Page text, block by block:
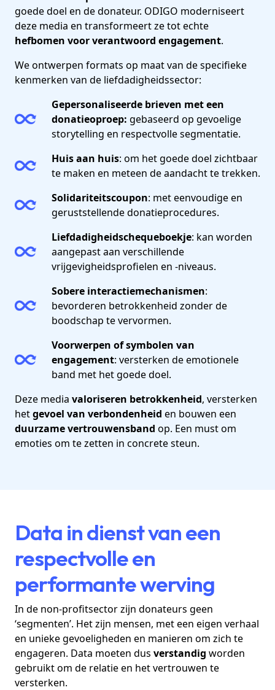
goede doel en de donateur. ODIGO moderniseert
deze media en transformeert ze tot echte
hefbomen voor verantwoord engagement.
We ontwerpen formats op maat van de specifieke
kenmerken van de liefdadigheidssector:
Gepersonaliseerde brieven met een
donatieoproep: gebaseerd op gevoelige
storytelling en respectvolle segmentatie.
Huis aan huis: om het goede doel zichtbaar
te maken en meteen de aandacht te trekken.
Solidariteitscoupon: met eenvoudige en
geruststellende donatieprocedures.
Liefdadigheidschequeboekje: kan worden
aangepast aan verschillende
vrijgevigheidsprofielen en -niveaus.
Sobere interactiemechanismen:
bevorderen betrokkenheid zonder de
boodschap te vervormen.
Voorwerpen of symbolen van
engagement: versterken de emotionele
band met het goede doel.
Deze media valoriseren betrokkenheid, versterken
hetgevoel van verbondenheid en bouwen een
duurzame vertrouwensband op. Een must om
emoties om te zetten in concrete steun.
Data in dienst van een
respectvolle en
performante werving
In de non-profitsector zijn donateurs geen
‘segmenten’. Het zijn mensen, met een eigen verhaal
en unieke gevoeligheden en manieren om zich te
engageren. Data moeten dus verstandig worden
gebruikt om de relatie en het vertrouwen te
versterken.